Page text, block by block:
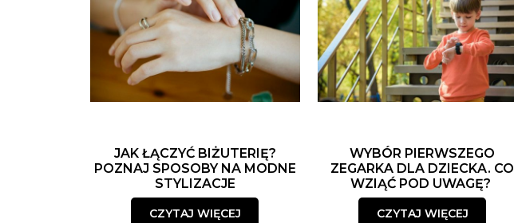
JAK ŁĄCZYĆ BIŻUTERIĘ?
POZNAJ SPOSOBY NA MODNE
STYLIZACJE
CZYTAJ WIĘCEJ
WYBÓR PIERWSZEGO
ZEGARKA DLA DZIECKA. CO
WZIĄĆ POD UWAGĘ?
CZYTAJ WIĘCEJ